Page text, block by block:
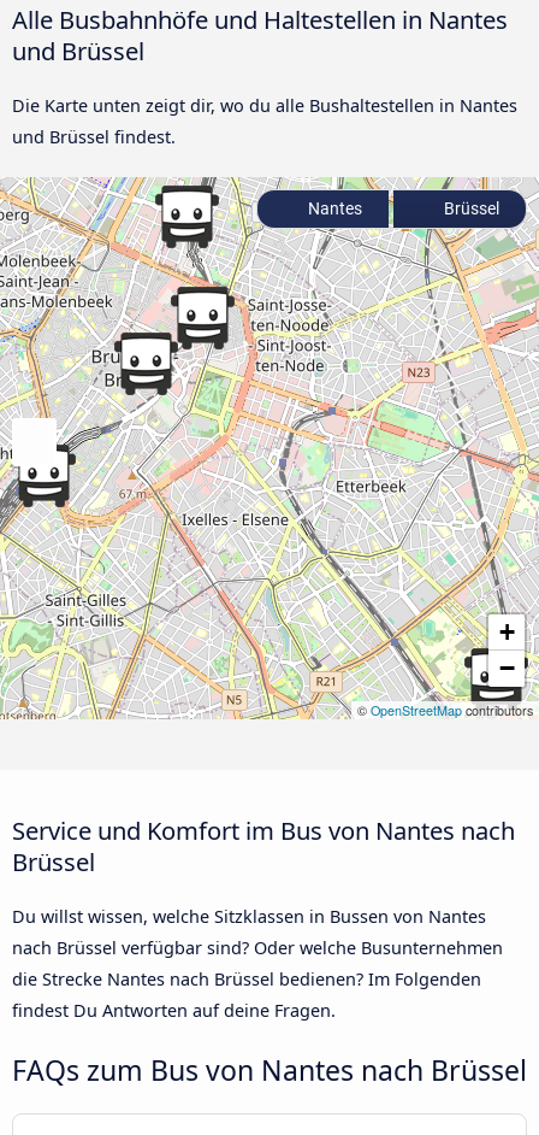
Alle Busbahnhöfe und Haltestellen in Nantes
und Brüssel
Die Karte unten zeigt dir, wo du alle Bushaltestellen in Nantes
und Brüssel findest.
+
−
© OpenStreetMap contributors
Nantes Brüssel
Service und Komfort im Bus von Nantes nach
Brüssel
Du willst wissen, welche Sitzklassen in Bussen von Nantes
nach Brüssel verfügbar sind? Oder welche Busunternehmen
die Strecke Nantes nach Brüssel bedienen? Im Folgenden
findest Du Antworten auf deine Fragen.
FAQs zum Bus von Nantes nach Brüssel